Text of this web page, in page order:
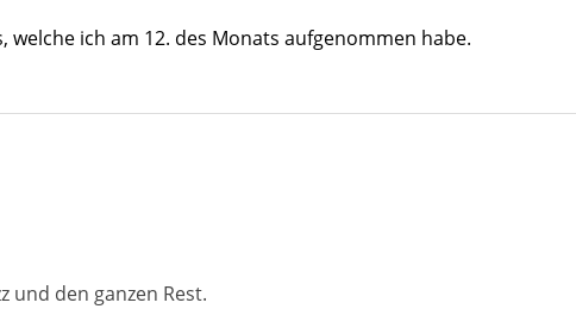
ich am 12. des Monats aufgenommen habe.
und den ganzen Rest.